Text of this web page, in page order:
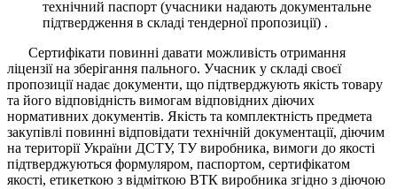
технічний паспорт (учасники надають документальне
підтвердження в складі тендерної пропозиції) .
Сертифікати повинні давати можливість отримання
ліцензії на зберігання пального. Учасник у складі своєї
пропозиції надає документи, що підтверджують якість товару
та його відповідність вимогам відповідних діючих
нормативних документів. Якість та комплектність предмета
закупівлі повинні відповідати технічній документації, діючим
на території України ДСТУ, ТУ виробника, вимоги до якості
підтверджуються формуляром, паспортом, сертифікатом
якості, етикеткою з відміткою ВТК виробника згідно з діючою